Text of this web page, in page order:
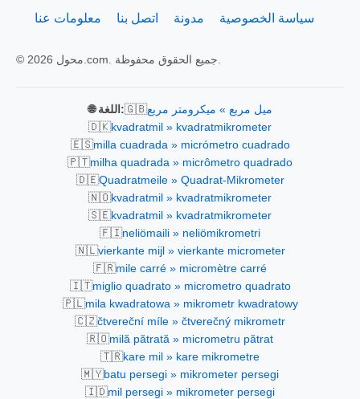
معلومات عنا اتصل بنا مدونة سياسة الخصوصية
🌐 اللغة:🇬🇧ميل مربع » ميكرومتر مربع
🇩🇰kvadratmil » kvadratmikrometer
🇪🇸milla cuadrada » micrómetro cuadrado
🇵🇹milha quadrada » micrômetro quadrado
🇩🇪Quadratmeile » Quadrat-Mikrometer
🇳🇴kvadratmil » kvadratmikrometer
🇸🇪kvadratmil » kvadratmikrometer
🇫🇮neliömaili » neliömikrometri
🇳🇱vierkante mijl » vierkante micrometer
🇫🇷mile carré » micromètre carré
🇮🇹miglio quadrato » micrometro quadrato
🇵🇱mila kwadratowa » mikrometr kwadratowy
🇨🇿čtvereční míle » čtverečný mikrometr
🇷🇴milă pătrată » micrometru pătrat
🇹🇷kare mil » kare mikrometre
🇲🇾batu persegi » mikrometer persegi
🇮🇩mil persegi » mikrometer persegi